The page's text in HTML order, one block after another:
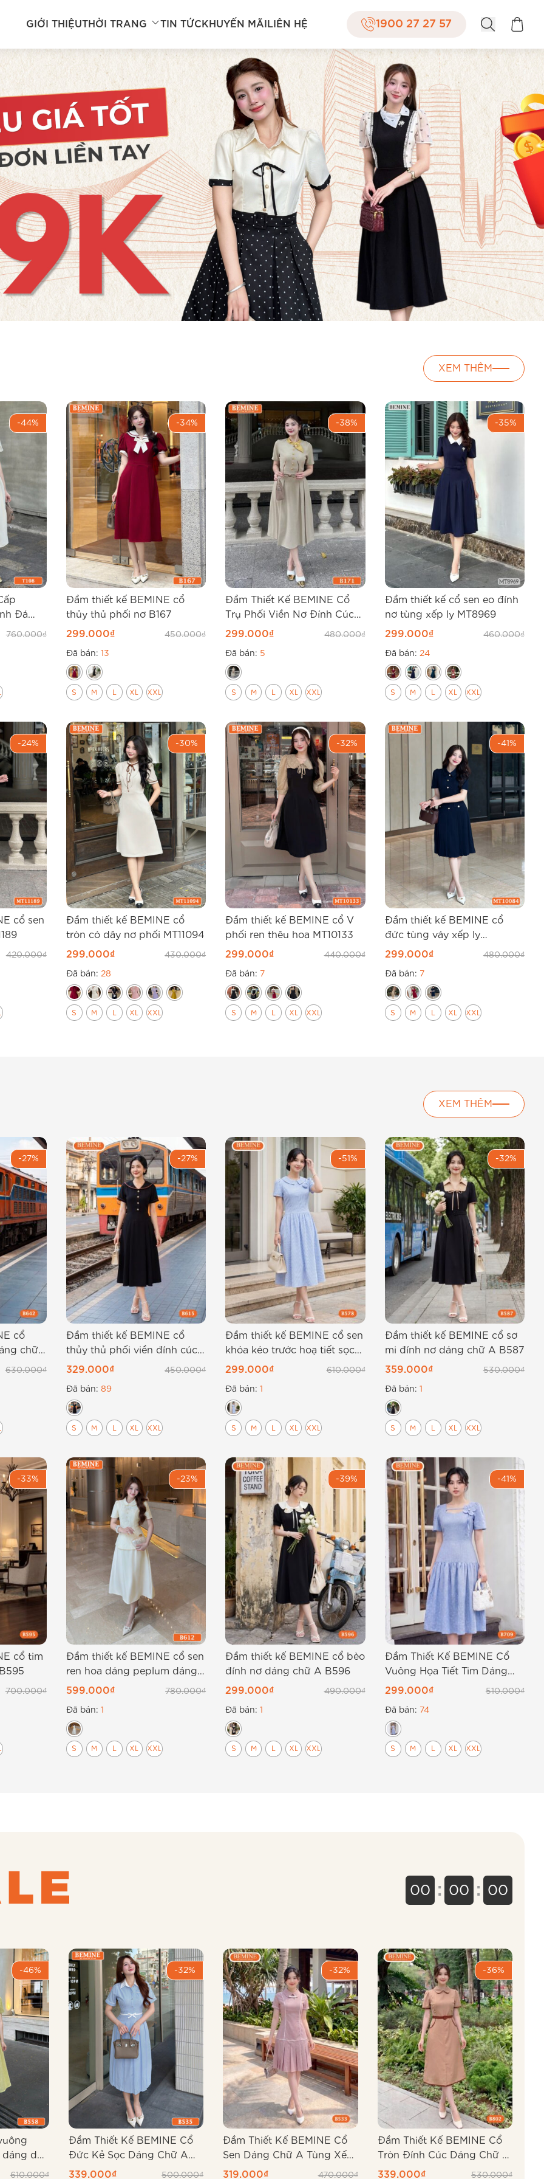
GIỚI THIỆUTHỜI TRANG TIN TỨC KHUYẾN MÃI LIÊN HỆ 1900 27 27 57
-44%
Đá
760.000₫
-34%
Đầm thiết kế BEMINE cổ
thủy thủ phối nơ B167
299.000₫ 450.000₫
Đã bán: 13
S M L XL XXL
-38%
Đầm Thiết Kế BEMINE Cổ
Trụ Phối Viền Nơ Đính Cúc
B171
299.000₫ 480.000₫
Đã bán: 5
S M L XL XXL
-35%
Đầm thiết kế cổ sen eo đính
nơ tùng xếp ly MT8969
299.000₫ 460.000₫
Đã bán: 24
S M L XL XXL
-24%
cổ sen
420.000₫
-30%
Đầm thiết kế BEMINE cổ
tròn có dây nơ phối MT11094
299.000₫ 430.000₫
Đã bán: 28
S M L XL XXL
-32%
Đầm thiết kế BEMINE cổ V
phối ren thêu hoa MT10133
299.000₫ 440.000₫
Đã bán: 7
S M L XL XXL
-41%
Đầm thiết kế BEMINE cổ
đức tùng váy xếp ly
MT10084
299.000₫ 480.000₫
Đã bán: 7
S M L XL XXL
XEM THÊM
-27%
cổ
chữ
630.000₫
-27%
Đầm thiết kế BEMINE cổ
thủy thủ phối viền đính cúc
dáng chữ A B615
329.000₫ 450.000₫
Đã bán: 89
S M L XL XXL
-51%
Đầm thiết kế BEMINE cổ sen
khóa kéo trước hoạ tiết sọc
dáng dài B578
299.000₫ 610.000₫
Đã bán:1
S M L XL XXL
-32%
Đầm thiết kế BEMINE cổ sơ
mi đính nơ dáng chữ A B587
359.000₫ 530.000₫
Đã bán: 1
S M L XL XXL
-33%
cổ tim
700.000₫
-23%
Đầm thiết kế BEMINE cổ sen
ren hoa dáng peplum dáng
dài B612
599.000₫ 780.000₫
Đã bán: 1
S M L XL XXL
-39%
Đầm thiết kế BEMINE cổ bèo
đính nơ dáng chữ A B596
299.000₫ 490.000₫
Đã bán:1
S M L XL XXL
-41%
Đầm Thiết Kế BEMINE Cổ
Vuông Họa Tiết Tim Dáng
Chữ A B709
299.000₫ 510.000₫
Đã bán: 74
S M L XL XXL
XEM THÊM
00 : 00 : 00
-46%
dài
610.000₫
-32%
Đầm Thiết Kế BEMINE Cổ
Đức Kẻ Sọc Dáng Chữ A
B535
339.000₫ 500.000₫
-32%
Đầm Thiết Kế BEMINE Cổ
Sen Dáng Chữ A Tùng Xếp
Ly B533
319.000₫ 470.000₫
-36%
Đầm Thiết Kế BEMINE Cổ
Tròn Đính Cúc Dáng Chữ A
B802
339.000₫ 530.000₫